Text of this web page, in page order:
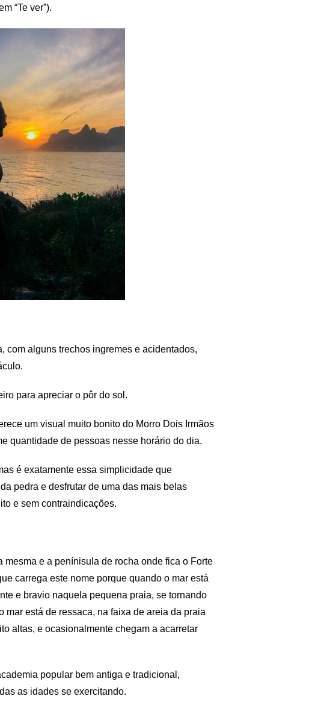
“Te ver”).
com alguns trechos ingremes e acidentados,
para apreciar o pôr do sol.
um visual muito bonito do Morro Dois Irmãos
quantidade de pessoas nesse horário do dia.
é exatamente essa simplicidade que
pedra e desfrutar de uma das mais belas
e sem contraindicações.
mesma e a penínisula de rocha onde fica o Forte
carrega este nome porque quando o mar está
e bravio naquela pequena praia, se tornando
mar está de ressaca, na faixa de areia da praia
altas, e ocasionalmente chegam a acarretar
popular bem antiga e tradicional,
as idades se exercitando.